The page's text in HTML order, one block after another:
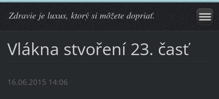
Zdravie je luxus, ktorý si môžete dopriať.
Vlákna stvoření 23. časť
16.06.2015 14:06